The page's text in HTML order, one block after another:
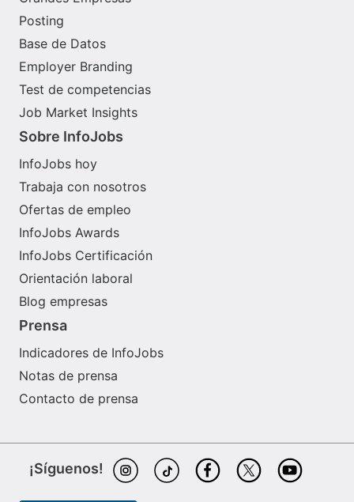
Posting
Base de Datos
Employer Branding
Test de competencias
Job Market Insights
Sobre InfoJobs
InfoJobs hoy
Trabaja con nosotros
Ofertas de empleo
InfoJobs Awards
InfoJobs Certificación
Orientación laboral
Blog empresas
Prensa
Indicadores de InfoJobs
Notas de prensa
Contacto de prensa
¡Síguenos!